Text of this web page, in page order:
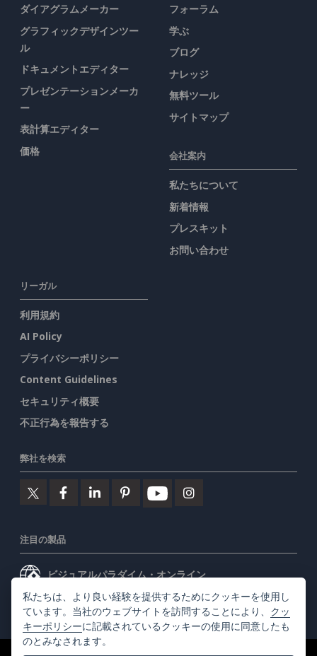
ダイアグラムメーカー
グラフィックデザインツー
ル
ドキュメントエディター
プレゼンテーションメーカ
ー
表計算エディター
価格
フォーラム
学ぶ
ブログ
ナレッジ
無料ツール
サイトマップ
会社案内
私たちについて
新着情報
プレスキット
お問い合わせ
リーガル
利用規約
AI Policy
プライバシーポリシー
Content Guidelines
セキュリティ概要
不正行為を報告する
弊社を検索
注目の製品
ビジュアルパラダイム・オンライン
ビジュアルパラダイムデスクトップ
私たちは、より良い経験を提供するためにクッキーを使用し
ています。当社のウェブサイトを訪問することにより、 クッ
キーポリシーに記載されているクッキーの使用に同意したも
のとみなされます。